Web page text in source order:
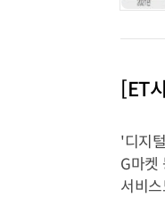
[ET
'디지
G마켓
서비